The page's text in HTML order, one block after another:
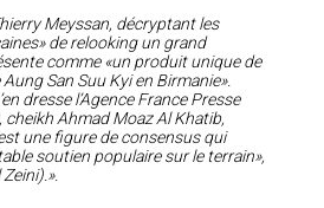
Meyssan, décryptant les
de relooking un grand
comme «un produit unique de
San Suu Kyi en Birmanie».
dresse l’Agence France Presse
cheikh Ahmad Moaz Al Khatib,
une figure de consensus qui
soutien populaire sur le terrain»,